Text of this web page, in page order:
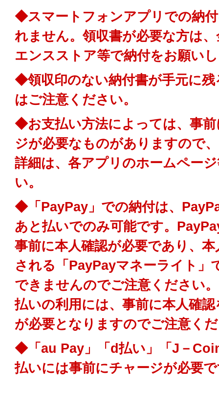
◆スマートフォンアプリでの納
れません。領収書が必要な方は
エンスストア等で納付をお願い
◆領収印のない納付書が手元に残
はご注意ください。
◆お支払い方法によっては、事
ジが必要なものがありますので
詳細は、各アプリのホームペー
い。
◆「PayPay」での納付は、
あと払いでのみ可能です。
事前に本人確認が必要であり、
される「PayPayマネーライト」
できませんのでご注意ください
払いの利用には、事前に本人確
が必要となりますのでご注意く
◆「au Pay」「d払い」「J－
払いには事前にチャージが必要